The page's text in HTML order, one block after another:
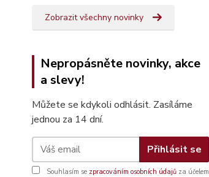
Zobrazit všechny novinky
Nepropásněte novinky, akce
a slevy!
Můžete se kdykoli odhlásit. Zasíláme
jednou za 14 dní.
Přihlásit se
Souhlasím se zpracováním osobních údajů za účelem